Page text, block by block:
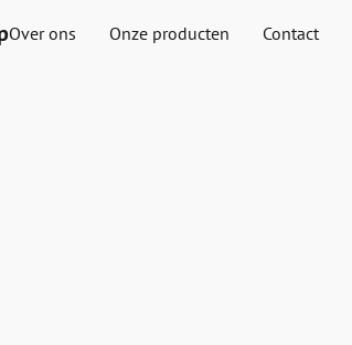
Over ons Onze producten Contact